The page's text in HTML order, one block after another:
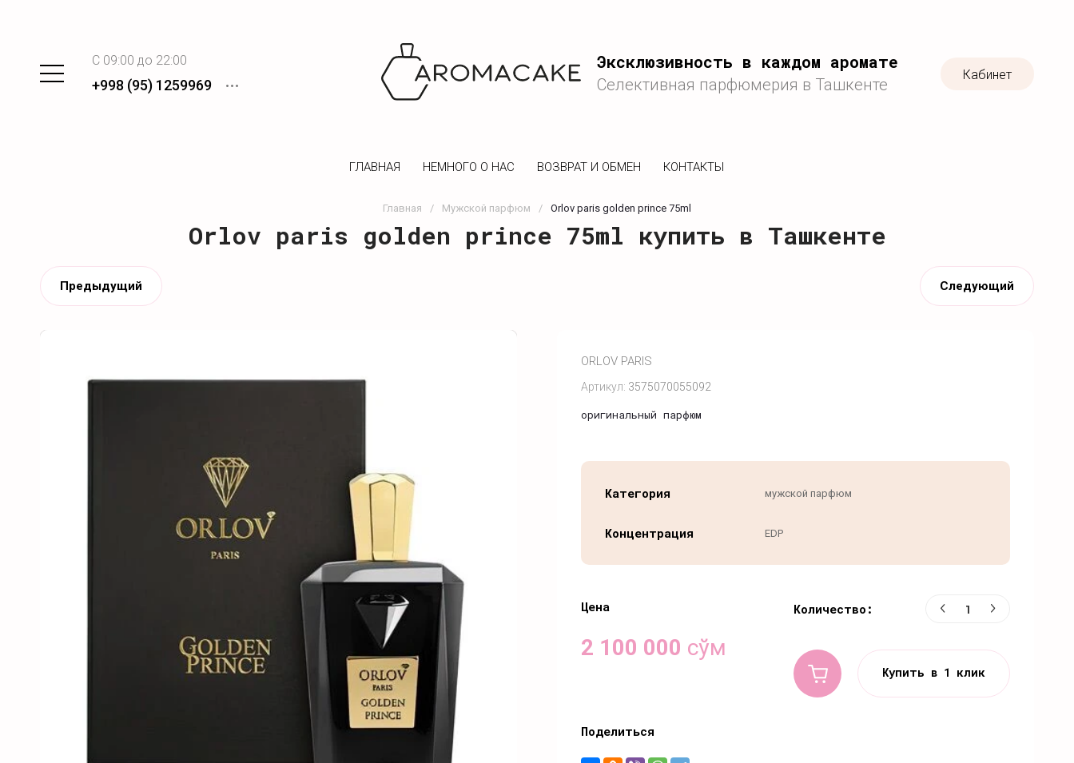
C 09:00 до 22:00
+998 (95) 1259969
Эксклюзивность в каждом аромате
Селективная парфюмерия в Ташкенте
Кабинет
ГЛАВНАЯ НЕМНОГО О НАС ВОЗВРАТ И ОБМЕН КОНТАКТЫ
Главная / Мужской парфюм / Orlov paris golden prince 75ml
Orlov paris golden prince 75ml купить в Ташкенте
Предыдущий Следующий
Артикул: 3575070055092
ORLOV PARIS
оригинальный парфюм
Цена
2 100 000 сўм
Количество:
Купить в 1 клик
Категория мужской парфюм
Концентрация EDP
Поделиться